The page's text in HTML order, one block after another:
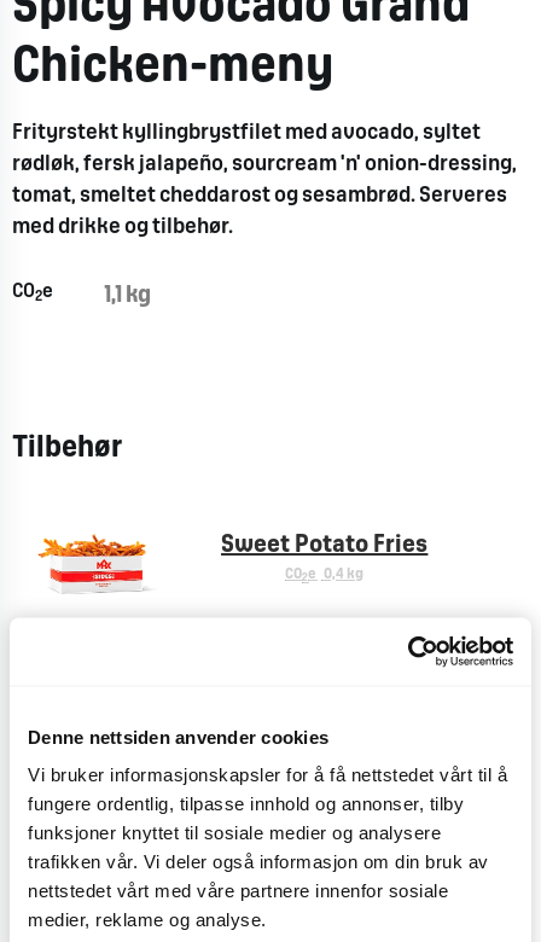
Denne nettsiden anvender cookies
Vi bruker informasjonskapsler for å få nettstedet vårt til å
fungere ordentlig, tilpasse innhold og annonser, tilby
funksjoner knyttet til sosiale medier og analysere
trafikken vår. Vi deler også informasjon om din bruk av
nettstedet vårt med våre partnere innenfor sosiale
medier, reklame og analyse.
Chicken-meny
Frityrstekt kyllingbrystfilet med avocado, syltet
rødløk, fersk jalapeño, sourcream 'n' onion-dressing,
tomat, smeltet cheddarost og sesambrød. Serveres
med drikke og tilbehør.
CO2e 1,1 kg
Tilbehør
Sweet Potato Fries
CO2e 0,4 kg
Plussmeny